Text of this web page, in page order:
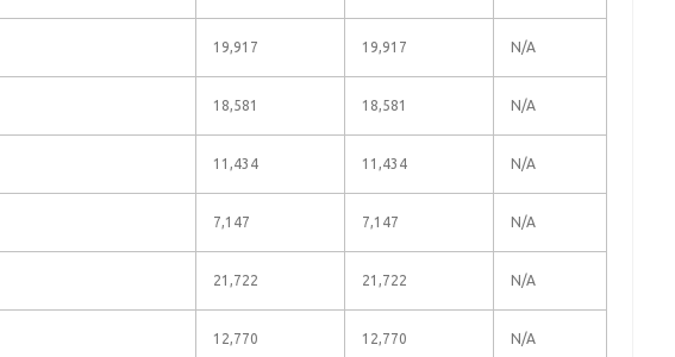
19,917 19,917 N/A
18,581 18,581 N/A
11,434 11,434 N/A
7,147 7,147 N/A
21,722 21,722 N/A
12,770 12,770 N/A